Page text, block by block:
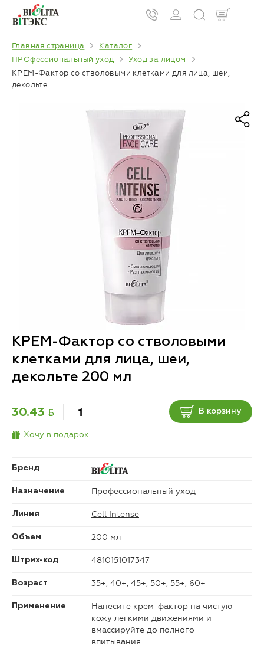
Главная страница
Каталог
ПРОфессиональный уход
Уход за лицом
КРЕМ-Фактор со стволовыми клетками для лица, шеи,
декольте
КРЕМ-Фактор со стволовыми
клетками для лица, шеи,
декольте 200 мл
30.43 BYN В корзину
Хочу в подарок
Бренд
Назначение Профессиональный уход
Линия Cell Intense
Объем 200 мл
Штрих-код 4810151017347
Возраст 35+, 40+, 45+, 50+, 55+, 60+
Применение
Нанесите крем-фактор на чистую
кожу легкими движениями и
вмассируйте до полного
впитывания.